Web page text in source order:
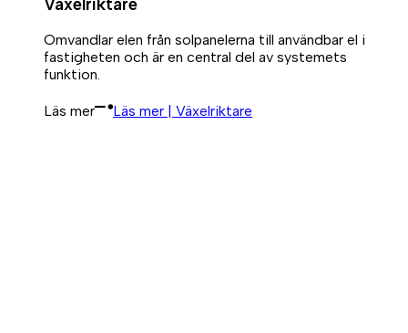
Omvandlar elen från solpanelerna till användbar el i
fastigheten och är en central del av systemets
funktion.
Läs mer Läs mer | Växelriktare